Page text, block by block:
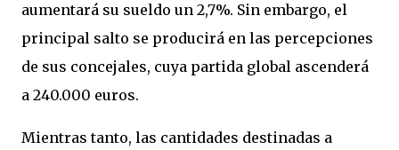
aumentará su sueldo un 2,7%. Sin embargo, el
principal salto se producirá en las percepciones
de sus concejales, cuya partida global ascenderá
a 240.000 euros.
Mientras tanto, las cantidades destinadas a